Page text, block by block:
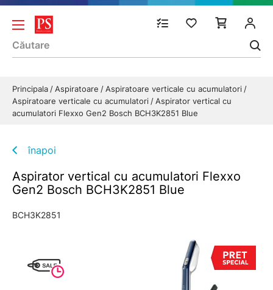
Principala Aspiratoare
Aspiratoare verticale cu acumulatori
Aspiratoare verticale cu acumulatori
Aspirator vertical cu
acumulatori Flexxo Gen2 Bosch BCH3K2851 Blue
înapoi
Aspirator vertical cu acumulatori Flexxo
Gen2 Bosch BCH3K2851 Blue
BCH3K2851